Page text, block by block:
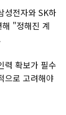
성전자와 SK하
"정해진 계
력 확보가 필수
으로 고려해야